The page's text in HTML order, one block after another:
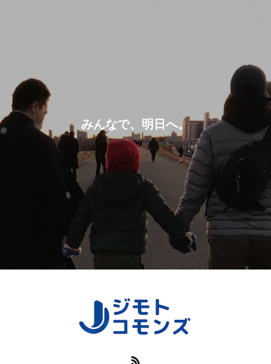
みんなで、明日へ。